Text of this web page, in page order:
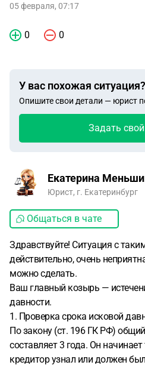
05 февраля, 07:17
0 0
У вас похожая ситуация?
Опишите свои детали — юрист
Задать
Екатерина
Юрист, г. Екатеринбург
Общаться в чате
Здравствуйте! Ситуация с
действительно, очень
можно сделать.
Ваш главный козырь —
давности.
1. Проверка срока исковой
По закону (ст. 196 ГК РФ)
составляет 3 года. Он
кредитор узнал или должен